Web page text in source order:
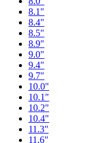
8.1"
8.4"
8.5"
8.9"
9.0"
9.4"
9.7"
10.0"
10.1"
10.2"
10.4"
11.3"
11.6"